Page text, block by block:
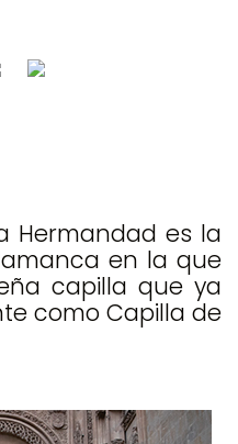
Hermandad es la
en la que
capilla que ya
como Capilla de